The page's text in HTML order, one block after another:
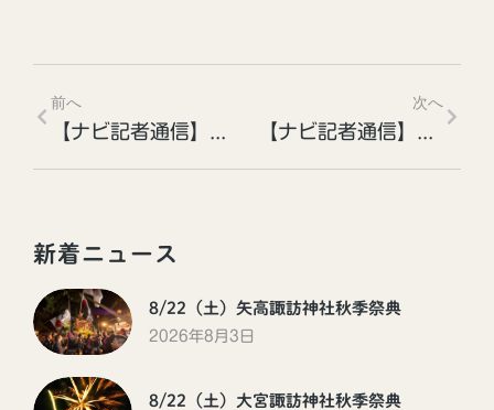
前へ 次へ
新着ニュース
8/22（土）矢高諏訪神社秋季祭典
2026年8月3日
8/22（土）大宮諏訪神社秋季祭典